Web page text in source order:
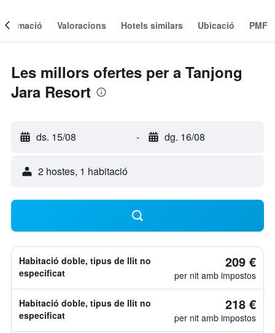
Valoracions Hotels similars Ubicació PMF
Les millors ofertes per a Tanjong
Jara Resort
ds. 15/08 - dg. 16/08
2 hostes, 1 habitació
Habitació doble, tipus de llit no
especificat
209 €
per nit amb impostos
Habitació doble, tipus de llit no
especificat
218 €
per nit amb impostos